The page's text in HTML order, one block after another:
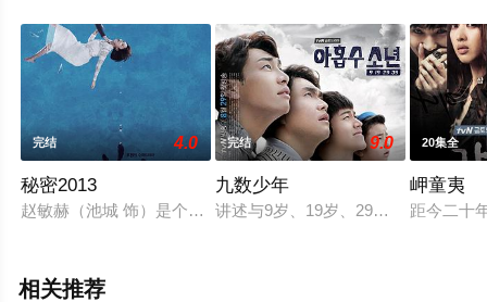
完结 4.0
秘密2013
赵敏赫（池城 饰）是个出身显赫的富家公子，迫于家庭压力，
完结 9.0
九数少年
讲述与9岁、19岁、29岁、39岁男女
20集全
岬童夷
距今二十
相关推荐